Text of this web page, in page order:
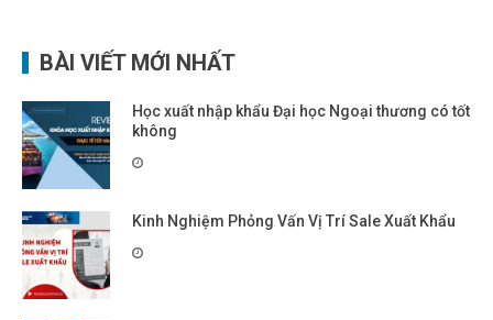
BÀI VIẾT MỚI NHẤT
Học xuất nhập khẩu Đại học Ngoại thương có tốt
không
Kinh Nghiệm Phỏng Vấn Vị Trí Sale Xuất Khẩu